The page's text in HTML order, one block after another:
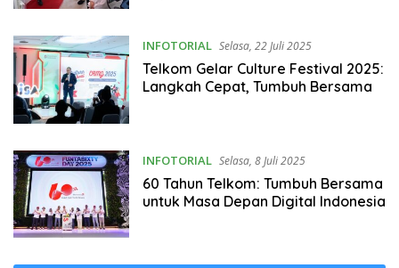
INFOTORIAL Selasa, 22 Juli 2025
Telkom Gelar Culture Festival 2025:
Langkah Cepat, Tumbuh Bersama
INFOTORIAL Selasa, 8 Juli 2025
60 Tahun Telkom: Tumbuh Bersama
untuk Masa Depan Digital Indonesia